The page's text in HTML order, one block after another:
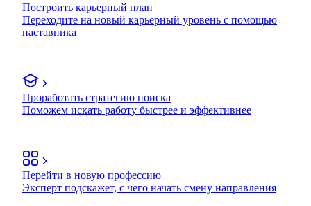
Построить карьерный план
Переходите на новый карьерный уровень с помощью
наставника
Проработать стратегию поиска
Поможем искать работу быстрее и эффективнее
Перейти в новую профессию
Эксперт подскажет, с чего начать смену направления